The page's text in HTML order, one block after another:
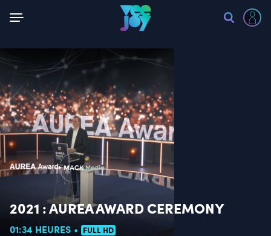
2021 : AUREA AWARD CEREMONY
01:34 HEURES FULL HD